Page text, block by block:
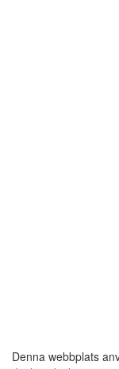
Denna webbplats